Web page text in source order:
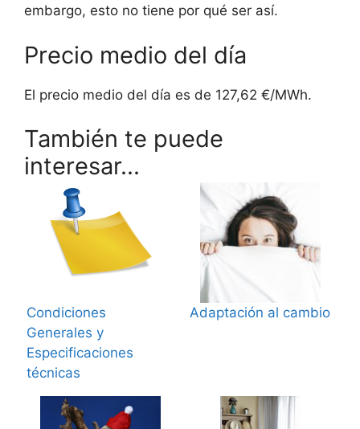
embargo, esto no tiene por qué ser así.
Precio medio del día
El precio medio del día es de 127,62 €/MWh.
También te puede
interesar...
Condiciones
Generales y
Especificaciones
técnicas
Adaptación al cambio